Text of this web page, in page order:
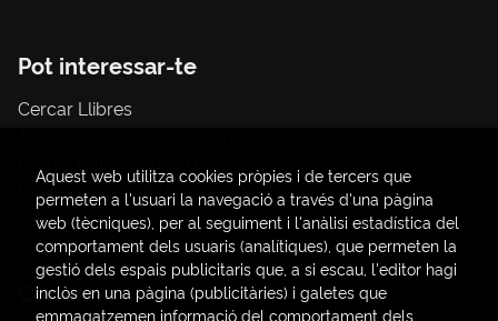
Pot interessar-te
Cercar Llibres
Papereria / material d'oficina
Consum Sostenible
Contacte
Aquest web utilitza cookies pròpies i de tercers que
permeten a l'usuari la navegació a través d'una pàgina
web (tècniques), per al seguiment i l'anàlisi estadística del
comportament dels usuaris (analítiques), que permeten la
gestió dels espais publicitaris que, a si escau, l'editor hagi
inclòs en una pàgina (publicitàries) i galetes que
emmagatzemen informació del comportament dels